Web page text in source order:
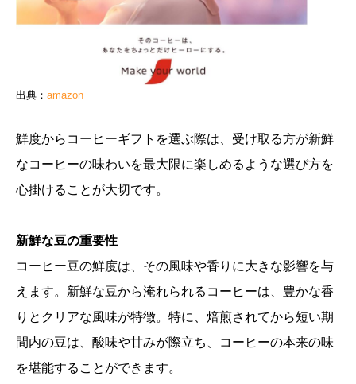
出典： amazon
鮮度からコーヒーギフトを選ぶ際は、受け取る方が新鮮
なコーヒーの味わいを最大限に楽しめるような選び方を
心掛けることが大切です。
新鮮な豆の重要性
コーヒー豆の鮮度は、その風味や香りに大きな影響を与
えます。新鮮な豆から淹れられるコーヒーは、豊かな香
りとクリアな風味が特徴。特に、焙煎されてから短い期
間内の豆は、酸味や甘みが際立ち、コーヒーの本来の味
を堪能することができます。